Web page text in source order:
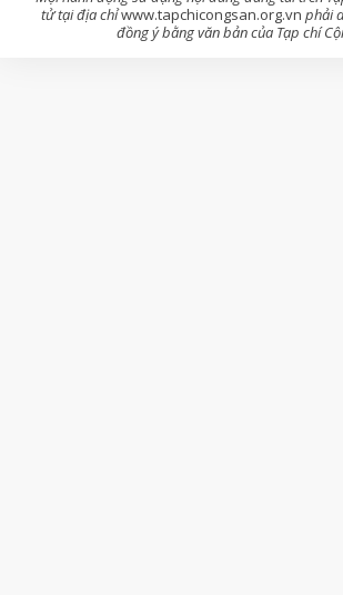
tử tại địa chỉwww.tapchicongsan.org.vn phải
đồng ý bằng văn bản của Tạp chí